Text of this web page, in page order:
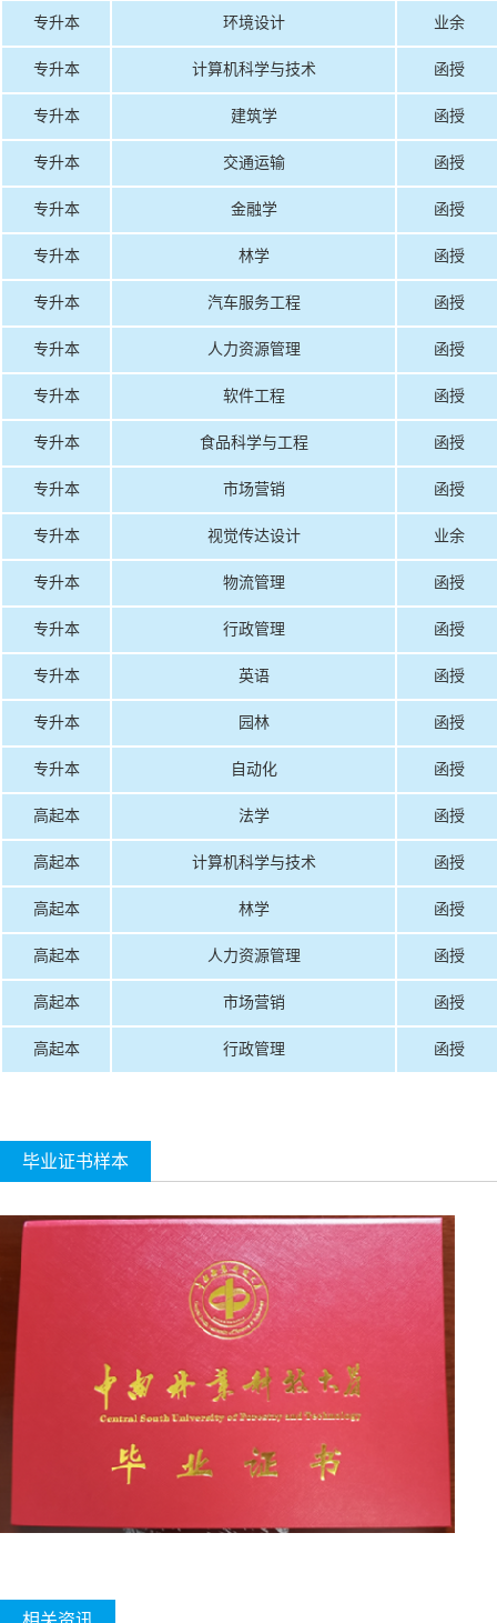
专升本 环境设计 业余
专升本 计算机科学与技术 函授
专升本 建筑学 函授
专升本 交通运输 函授
专升本 金融学 函授
专升本 林学 函授
专升本 汽车服务工程 函授
专升本 人力资源管理 函授
专升本 软件工程 函授
专升本 食品科学与工程 函授
专升本 市场营销 函授
专升本 视觉传达设计 业余
专升本 物流管理 函授
专升本 行政管理 函授
专升本 英语 函授
专升本 园林 函授
专升本 自动化 函授
高起本 法学 函授
高起本 计算机科学与技术 函授
高起本 林学 函授
高起本 人力资源管理 函授
高起本 市场营销 函授
高起本 行政管理 函授
毕业证书样本